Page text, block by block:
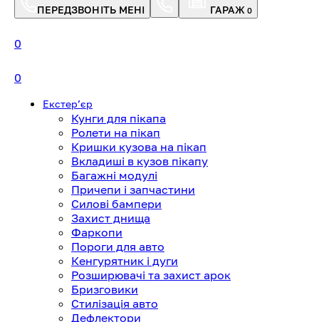
ПЕРЕДЗВОНІТЬ МЕНІ ГАРАЖ 0
0
0
Екстерʼєр
Кунги для пікапа
Ролети на пікап
Кришки кузова на пікап
Вкладиші в кузов пікапу
Багажні модулі
Причепи і запчастини
Силові бампери
Захист днища
Фаркопи
Пороги для авто
Кенгурятник і дуги
Розширювачі та захист арок
Бризговики
Стилізація авто
Дефлектори